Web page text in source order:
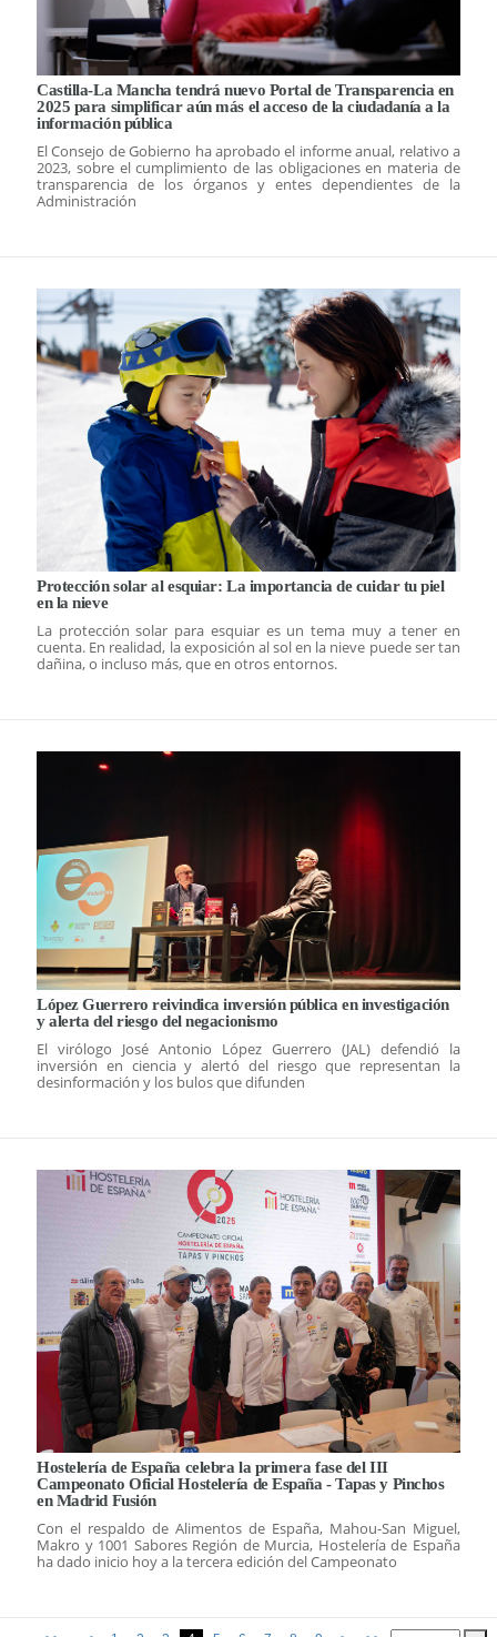
Castilla-La Mancha tendrá nuevo Portal de Transparencia en
2025 para simplificar aún más el acceso de la ciudadanía a la
información pública
El Consejo de Gobierno ha aprobado el informe anual, relativo a
2023, sobre el cumplimiento de las obligaciones en materia de
transparencia de los órganos y entes dependientes de la
Administración
Protección solar al esquiar: La importancia de cuidar tu piel
en la nieve
La protección solar para esquiar es un tema muy a tener en
cuenta. En realidad, la exposición al sol en la nieve puede ser tan
dañina, o incluso más, que en otros entornos.
López Guerrero reivindica inversión pública en investigación
y alerta del riesgo del negacionismo
El virólogo José Antonio López Guerrero (JAL) defendió la
inversión en ciencia y alertó del riesgo que representan la
desinformación y los bulos que difunden
Hostelería de España celebra la primera fase del III
Campeonato Oficial Hostelería de España - Tapas y Pinchos
en Madrid Fusión
Con el respaldo de Alimentos de España, Mahou-San Miguel,
Makro y 1001 Sabores Región de Murcia, Hostelería de España
ha dado inicio hoy a la tercera edición del Campeonato